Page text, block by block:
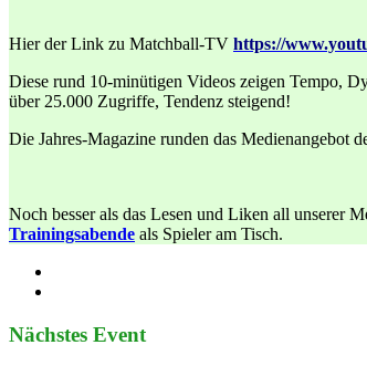
Hier der Link zu Matchball-TV https://
Diese rund 10-minütigen Videos zeigen Tempo,
über 25.000 Zugriffe, Tendenz steigend!
Die Jahres-Magazine runden das Medienangebot
Noch besser als das Lesen und Liken all unserer
Trainingsabende als Spieler am Tisch.
Nächstes Event